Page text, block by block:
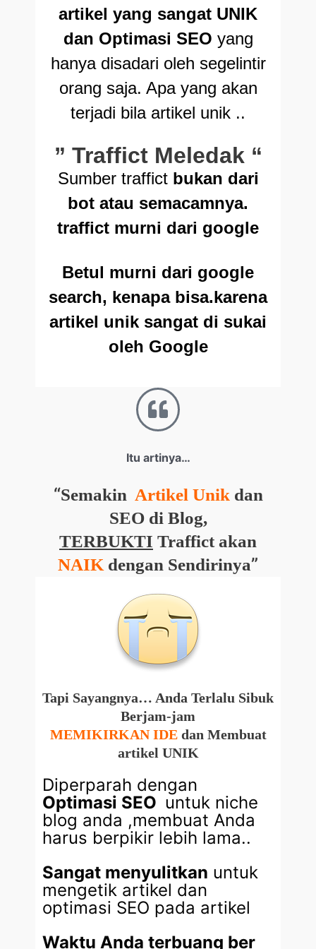
artikel yang sangat UNIK
dan Optimasi SEO yang
hanya disadari oleh segelintir
orang saja. Apa yang akan
terjadi bila artikel unik ..
” Traffict Meledak “
Sumber traffict bukan dari
bot atau semacamnya.
traffict murni dari google
Betul murni dari google
search, kenapa bisa.karena
artikel unik sangat di sukai
oleh Google
Itu artinya…
“Semakin Artikel Unik dan
SEO di Blog,
TERBUKTI Traffict akan
NAIK dengan Sendirinya”
Tapi Sayangnya… Anda Terlalu Sibuk
Berjam-jam
MEMIKIRKAN IDEdan Membuat
artikel UNIK
Diperparah dengan
Optimasi SEO untuk niche
blog anda ,membuat Anda
harus berpikir lebih lama..
Sangat menyulitkan untuk
mengetik artikel dan
optimasi SEO pada artikel
Waktu Anda terbuang ber